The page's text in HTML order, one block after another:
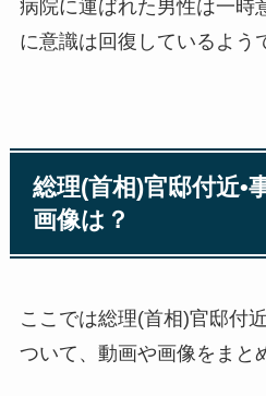
病院に運ばれた男性は一時
に意識は回復しているよう
総理(首相)官邸付近•
画像は？
ここでは総理(首相)官邸付
ついて、動画や画像をまと